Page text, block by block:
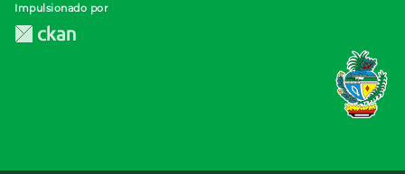
Impulsionado por